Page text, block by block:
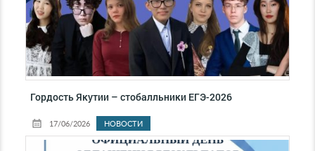
Гордость Якутии – стобалльники ЕГЭ-2026
17/06/2026 НОВОСТИ